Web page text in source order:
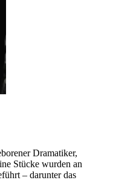
Dramatiker,
Stücke wurden an
– darunter das